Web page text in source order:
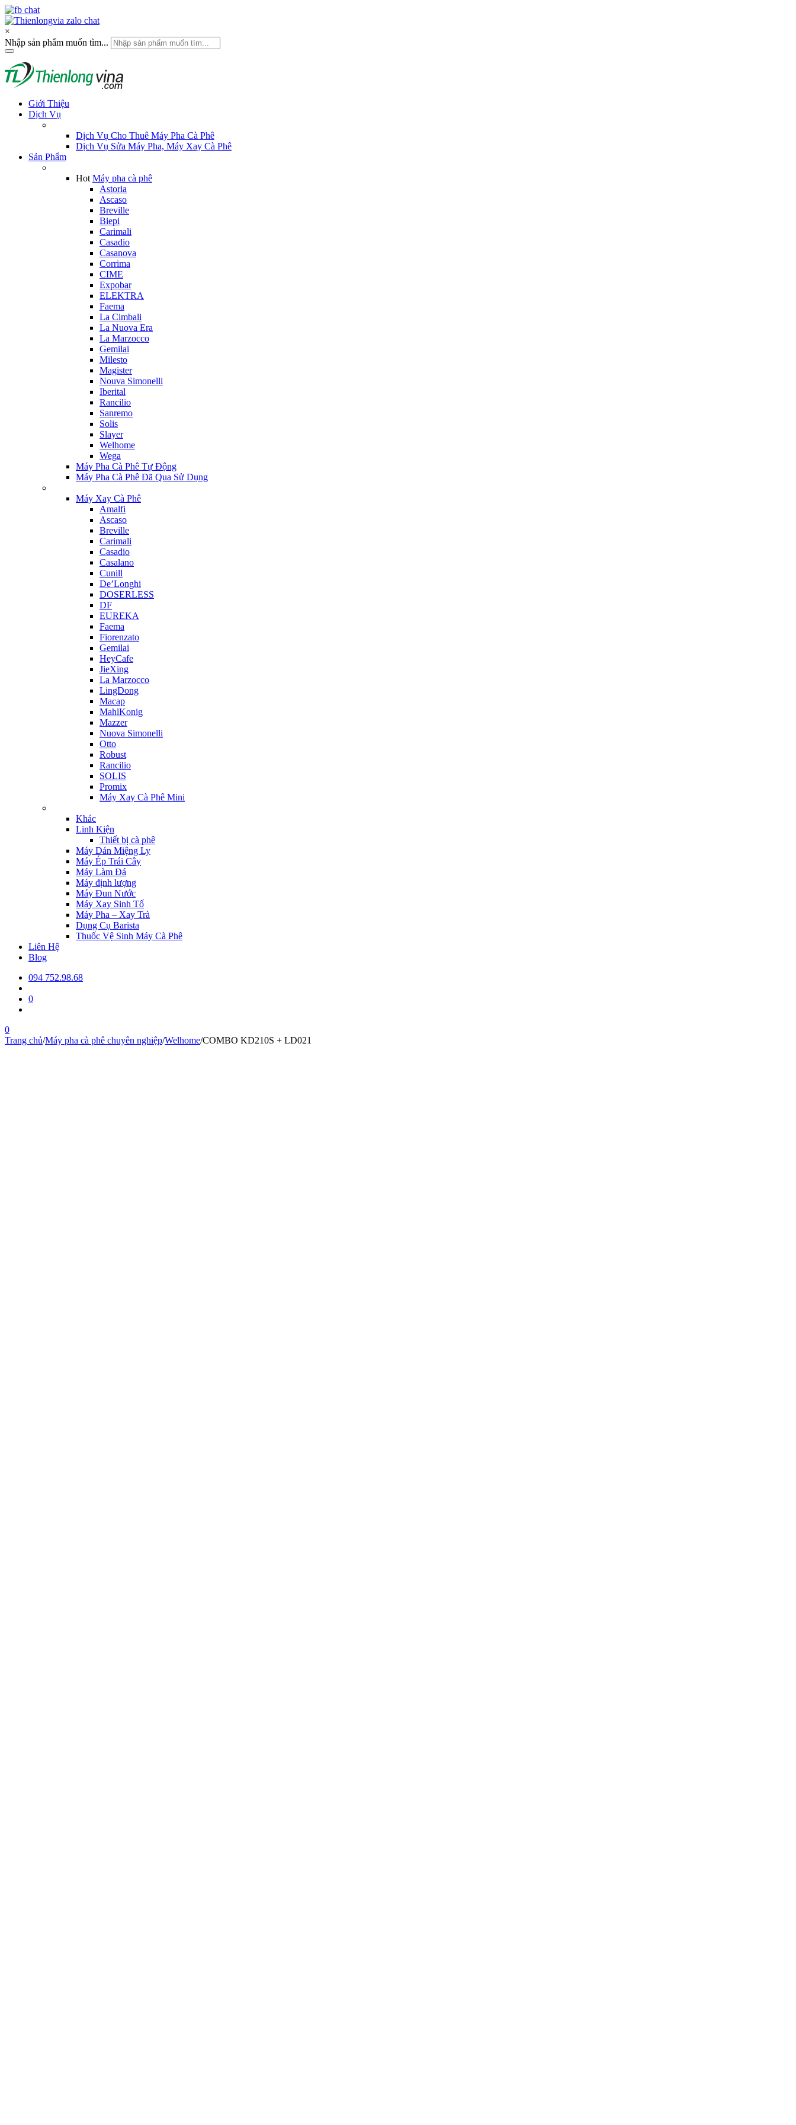
×
Nhập sản phẩm muốn tìm...
Giới Thiệu
Dịch Vụ
Dịch Vụ Cho Thuê Máy Pha Cà Phê
Dịch Vụ Sửa Máy Pha, Máy Xay Cà Phê
Sản Phẩm
Hot Máy pha cà phê
Astoria
Ascaso
Breville
Biepi
Carimali
Casadio
Casanova
Corrima
CIME
Expobar
ELEKTRA
Faema
La Cimbali
La Nuova Era
La Marzocco
Gemilai
Milesto
Magister
Nouva Simonelli
Iberital
Rancilio
Sanremo
Solis
Slayer
Welhome
Wega
Máy Pha Cà Phê Tự Động
Máy Pha Cà Phê Đã Qua Sử Dụng
Máy Xay Cà Phê
Amalfi
Ascaso
Breville
Carimali
Casadio
Casalano
Cunill
De’Longhi
DOSERLESS
DF
EUREKA
Faema
Fiorenzato
Gemilai
HeyCafe
JieXing
La Marzocco
LingDong
Macap
MahlKonig
Mazzer
Nuova Simonelli
Otto
Robust
Rancilio
SOLIS
Promix
Máy Xay Cà Phê Mini
Khác
Linh Kiện
Thiết bị cà phê
Máy Dán Miệng Ly
Máy Ép Trái Cây
Máy Làm Đá
Máy định lượng
Máy Đun Nước
Máy Xay Sinh Tố
Máy Pha – Xay Trà
Dụng Cụ Barista
Thuốc Vệ Sinh Máy Cà Phê
Liên Hệ
Blog
094 752.98.68
0
0
Trang chủ/Máy pha cà phê chuyên nghiệp/Welhome/COMBO KD210S + LD021